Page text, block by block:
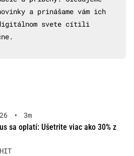
a prinášame vám ich
svete cítili
•
3m
sa oplatí: Ušetrite viac ako 30% z